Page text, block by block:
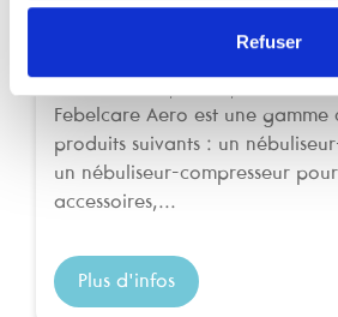
Refuser
Febelcare Aero est une gamme
produits suivants : un
un nébuliseur-compresseur
accessoires,...
Plus d'infos